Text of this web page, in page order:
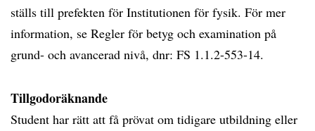
ställs till prefekten för Institutionen för fysik. För mer
information, se Regler för betyg och examination på
grund- och avancerad nivå, dnr: FS 1.1.2-553-14.
Tillgodoräknande
Student har rätt att få prövat om tidigare utbildning eller